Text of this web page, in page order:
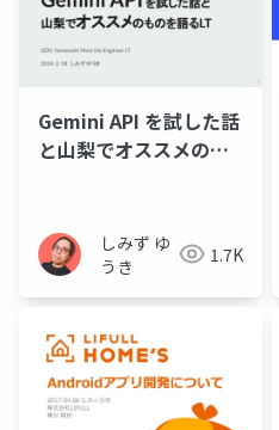
Gemini API を試した話
と山梨でオススメのも
しみず ゆ
うき
1.7K